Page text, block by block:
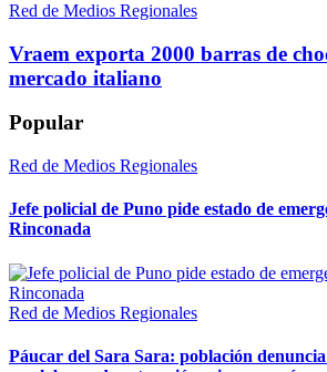
Red de Medios Regionales
Vraem exporta 2000 barras de
mercado italiano
Popular
Red de Medios Regionales
Jefe policial de Puno pide estado de
Rinconada
Red de Medios Regionales
Páucar del Sara Sara: población